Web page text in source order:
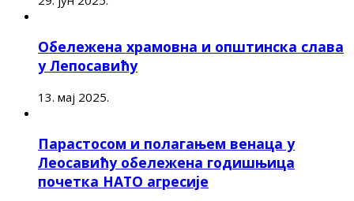
Обележена храмовна и општинска слава
у Лепосавићу
13. мај 2025.
Парастосом и полагањем венаца у
Леосавићу обележена годишњица
почетка НАТО агресије